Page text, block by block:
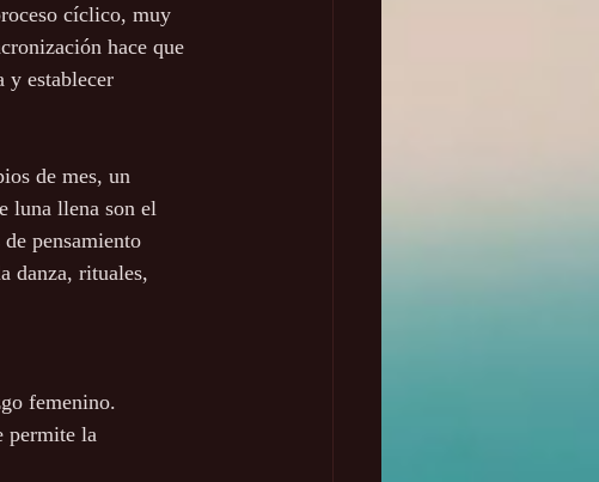
cíclico, muy
hace que
y establecer
de mes, un
luna llena son el
pensamiento
danza, rituales,
femenino.
permite la